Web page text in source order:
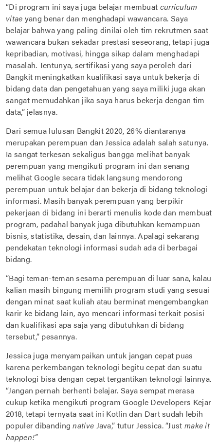
“Di program ini saya juga belajar membuat curriculum
vitae yang benar dan menghadapi wawancara. Saya
belajar bahwa yang paling dinilai oleh tim rekrutmen saat
wawancara bukan sekadar prestasi seseorang, tetapi juga
kepribadian, motivasi, hingga sikap dalam menghadapi
masalah. Tentunya, sertifikasi yang saya peroleh dari
Bangkit meningkatkan kualifikasi saya untuk bekerja di
bidang data dan pengetahuan yang saya miliki juga akan
sangat memudahkan jika saya harus bekerja dengan tim
data,” jelasnya.
Dari semua lulusan Bangkit 2020, 26% diantaranya
merupakan perempuan dan Jessica adalah salah satunya.
Ia sangat terkesan sekaligus bangga melihat banyak
perempuan yang mengikuti program ini dan senang
melihat Google secara tidak langsung mendorong
perempuan untuk belajar dan bekerja di bidang teknologi
informasi. Masih banyak perempuan yang berpikir
pekerjaan di bidang ini berarti menulis kode dan membuat
program, padahal banyak juga dibutuhkan kemampuan
bisnis, statistika, desain, dan lainnya. Apalagi sekarang
pendekatan teknologi informasi sudah ada di berbagai
bidang.
“Bagi teman-teman sesama perempuan di luar sana, kalau
kalian masih bingung memilih program studi yang sesuai
dengan minat saat kuliah atau berminat mengembangkan
karir ke bidang lain, ayo mencari informasi terkait posisi
dan kualifikasi apa saja yang dibutuhkan di bidang
tersebut,” pesannya.
Jessica juga menyampaikan untuk jangan cepat puas
karena perkembangan teknologi begitu cepat dan suatu
teknologi bisa dengan cepat tergantikan teknologi lainnya.
“Jangan pernah berhenti belajar. Saya sempat merasa
cukup ketika mengikuti program Google Developers Kejar
2018, tetapi ternyata saat ini Kotlin dan Dart sudah lebih
populer dibandingnative Java,” tutur Jessica. “Just make it
happen!”